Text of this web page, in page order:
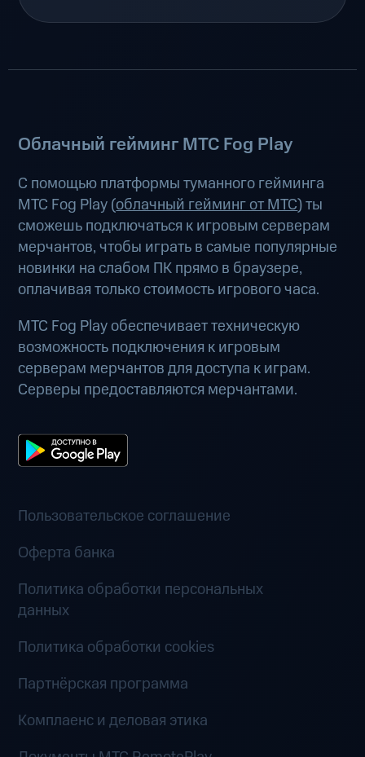
Облачный гейминг МТС Fog Play
С помощью платформы туманного гейминга
МТС Fog Play (облачный гейминг от МТС) ты
сможешь подключаться к игровым серверам
мерчантов, чтобы играть в самые популярные
новинки на слабом ПК прямо в браузере,
оплачивая только стоимость игрового часа.
МТС Fog Play обеспечивает техническую
возможность подключения к игровым
серверам мерчантов для доступа к играм.
Серверы предоставляются мерчантами.
Пользовательское соглашение
Оферта банка
Политика обработки персональных
данных
Политика обработки cookies
Партнёрская программа
Комплаенс и деловая этика